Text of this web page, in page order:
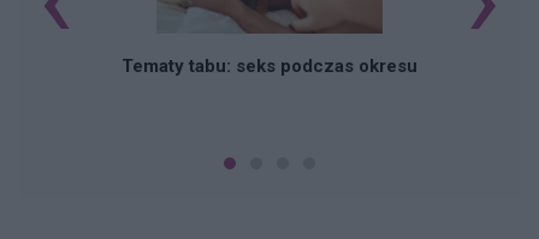
Tematy tabu: seks podczas okresu